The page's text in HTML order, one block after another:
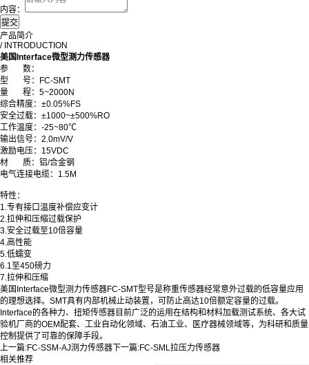
内容：
产品简介
/ INTRODUCTION
美国Interface微型测力传感器
参
数：
型
号：
FC-SMT
量 程： 5~2000N
综合精度：±0.05%FS
安全过载：±1000~±500%RO
工作温度：-25~80℃
输出信号： 2.0mV/V
激励电压：15VDC
材
质：铝/合金钢
电气连接电缆：1.5M
特性：
1.专有接口温度补偿应变计
2.拉伸和压缩过载保护
3.安全过载至10倍容量
4.高性能
5.低蠕变
6.1至450磅力
7.拉伸和压缩
美国Interface微型测力传感器FC-SMT型号是称重传感器经常意外过载的低容量应用
的理想选择。SMT具有内部机械止动装置，可防止高达10倍额定容量的过载。
Interface的各种力、扭矩传感器目前广泛的运用在结构和材料加载测试系统、各大试
验机厂商的OEM配套、工业自动化领域、石油工业、医疗器械领域等，为科研和质量
控制提供了可靠的保障手段。
上一篇:FC-SSM-AJ测力传感器 下一篇:FC-SML拉压力传感器
相关推荐